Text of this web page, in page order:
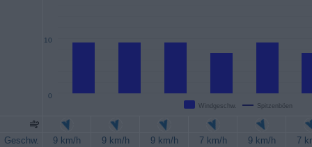
Windgeschw. Spitzenböen
0
10
Geschw. 9 km/h 9 km/h 9 km/h 7 km/h 9 km/h
7